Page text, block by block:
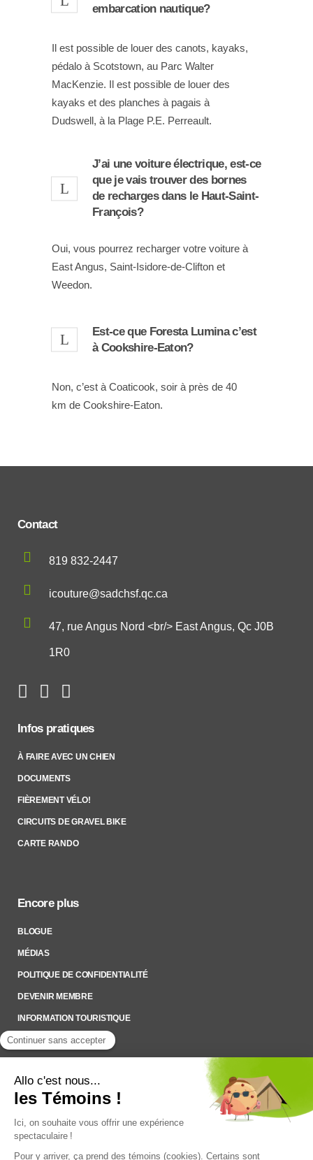
embarcation nautique?
Il est possible de louer des canots, kayaks,
pédalo à Scotstown, au Parc Walter
MacKenzie. Il est possible de louer des
kayaks et des planches à pagais à
Dudswell, à la Plage P.E. Perreault.
J’ai une voiture électrique, est-ce
que je vais trouver des bornes
de recharges dans le Haut-Saint-
François?
Oui, vous pourrez recharger votre voiture à
East Angus, Saint-Isidore-de-Clifton et
Weedon.
Est-ce que Foresta Lumina c’est
à Cookshire-Eaton?
Non, c’est à Coaticook, soir à près de 40
km de Cookshire-Eaton.
Contact
819 832-2447
icouture@sadchsf.qc.ca
47, rue Angus Nord <br/> East Angus, Qc J0B
1R0
Infos pratiques
À FAIRE AVEC UN CHIEN
DOCUMENTS
FIÈREMENT VÉLO!
CIRCUITS DE GRAVEL BIKE
CARTE RANDO
Encore plus
BLOGUE
MÉDIAS
POLITIQUE DE CONFIDENTIALITÉ
DEVENIR MEMBRE
INFORMATION TOURISTIQUE
Inscrivez-vous à notre Infolettre